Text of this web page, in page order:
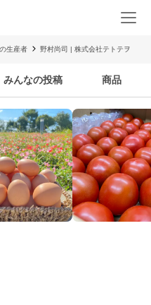
生産者 野村尚司 | 株式会社テトテヲ
みんなの投稿 商品